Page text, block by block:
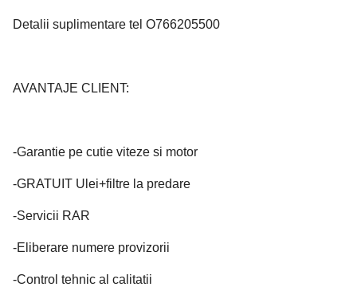
Detalii suplimentare tel O766205500
AVANTAJE CLIENT:
-Garantie pe cutie viteze si motor
-GRATUIT Ulei+filtre la predare
-Servicii RAR
-Eliberare numere provizorii
-Control tehnic al calitatii